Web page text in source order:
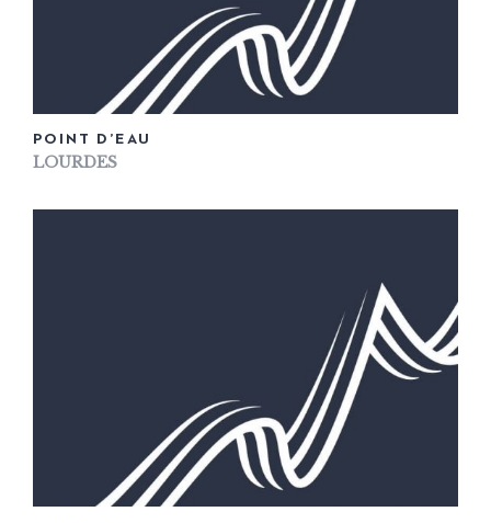
POINT D’EAU
LOURDES